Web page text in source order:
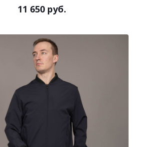
11 650 руб.